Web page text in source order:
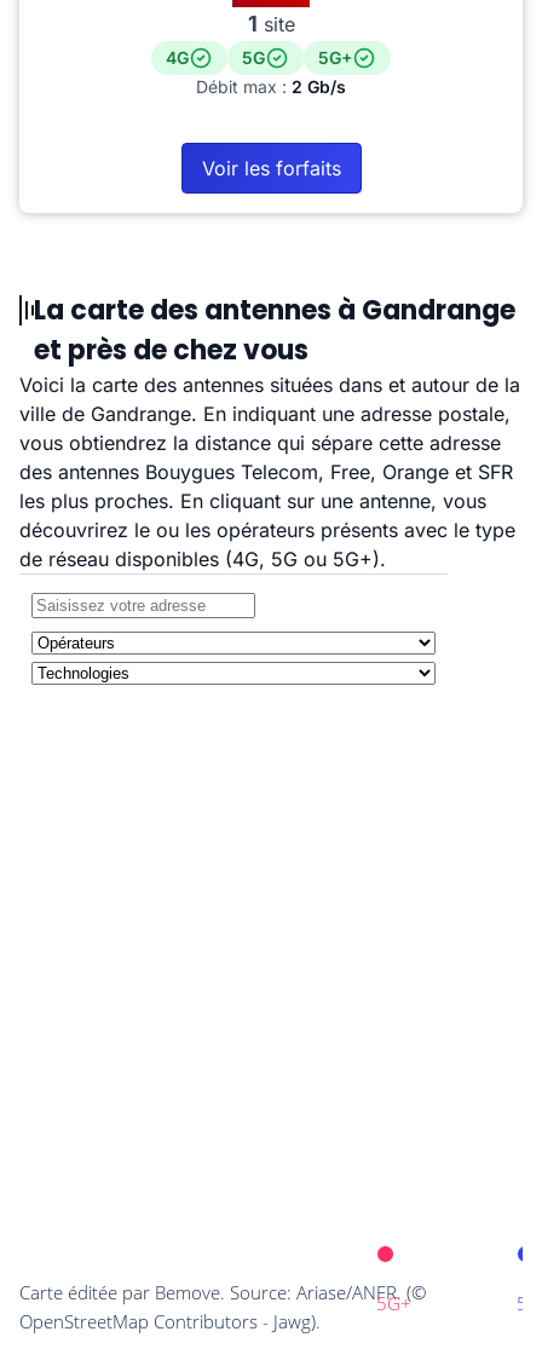
1 site
4G 5G
5G+
Débit max : 2 Gb/s
Voir les forfaits
La carte des antennes à Gandrange
et près de chez vous
Voici la carte des antennes situées dans et autour de la
ville de Gandrange. En indiquant une adresse postale,
vous obtiendrez la distance qui sépare cette adresse
des antennes Bouygues Telecom, Free, Orange et SFR
les plus proches. En cliquant sur une antenne, vous
découvrirez le ou les opérateurs présents avec le type
de réseau disponibles (4G, 5G ou 5G+).